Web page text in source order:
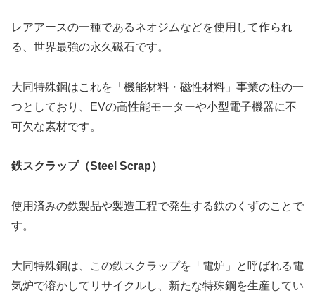
レアアースの一種であるネオジムなどを使用して作られ
る、世界最強の永久磁石です。
大同特殊鋼はこれを「機能材料・磁性材料」事業の柱の一
つとしており、EVの高性能モーターや小型電子機器に不
可欠な素材です。
鉄スクラップ（Steel Scrap）
使用済みの鉄製品や製造工程で発生する鉄のくずのことで
す。
大同特殊鋼は、この鉄スクラップを「電炉」と呼ばれる電
気炉で溶かしてリサイクルし、新たな特殊鋼を生産してい